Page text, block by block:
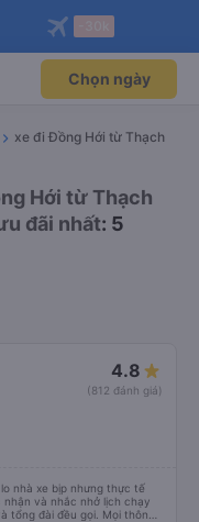
Mở app
qua
Mở app
Chọn ngày
xe đi Đồng Hới từ Thạch
Hới từ Thạch
đãi nhất: 5
4.8
(812 đánh giá)
nhà xe bịp nhưng thực tế
tổng đài đều gọi. Mọi thông